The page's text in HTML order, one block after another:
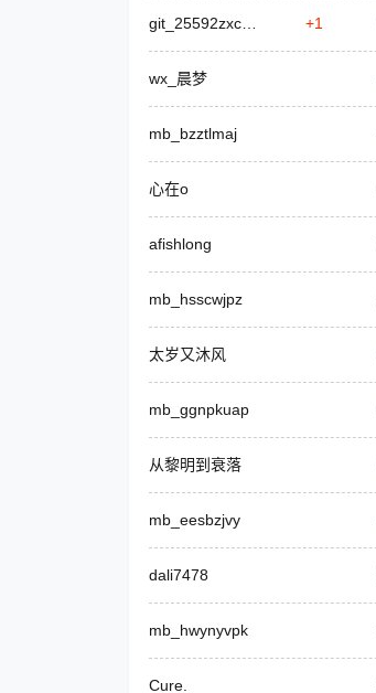
git_25592zxcvbqwert1 +1
wx_晨梦
mb_bzztlmaj
心在o
afishlong
mb_hsscwjpz
太岁又沐风
mb_ggnpkuap
从黎明到衰落
mb_eesbzjvy
dali7478
mb_hwynyvpk
Cure.